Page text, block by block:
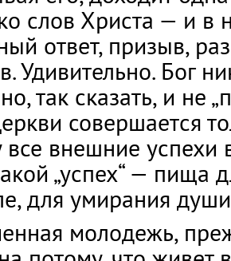
слов Христа — и в
ответ, призыв,
Удивительно. Бог
так сказать, и не
совершается
все внешние
„успех“ — пища
для умирания
молодежь,